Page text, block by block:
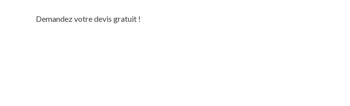
Demandez votre devis gratuit !